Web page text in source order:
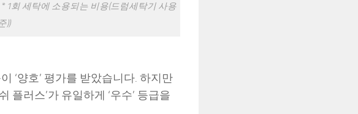
회 세탁에 소용되는 비용(드럼세탁기 사용
))
‘양호’ 평가를 받았습니다. 하지만
플러스’가 유일하게 ‘우수’ 등급을